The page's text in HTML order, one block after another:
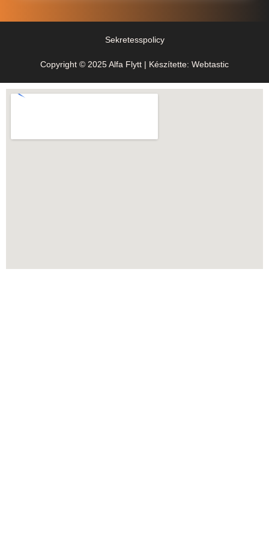
Sekretesspolicy
Copyright © 2025 Alfa Flytt | Készítette: Webtastic